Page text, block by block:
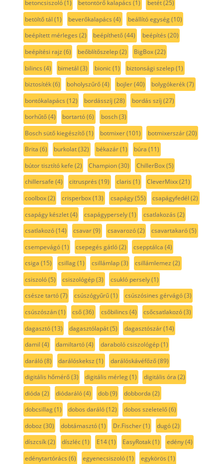
betoncsiszoló(1) betontörő kalapács (1) betét(25)
betöltő tál (1) beverőkalapács (4) beállító egység(10)
beépített mérleges (2) beépíthető(44) beépítés (20)
beépítési rajz (6) beőblítőszelep(2) BigBox(22)
bilincs (4) bimetál (3) bionic(1) biztonsági szelep(1)
biztosíték(6) boholyszűrő(4) bojler(40) bolygókerék(7)
bontókalapács (12) bordásszíj (28) bordás szíj (27)
borhűtő(4) bortartó(6) bosch(3)
Bosch sütő kiegészítő(1) botmixer(101) botmixerszár(20)
Brita (6) burkolat(32) békazár(1) búra (11)
bútor tisztító kefe (2) Champion(30) ChillerBox(5)
chillersafe (4) citrusprés (19) claris (1) CleverMixx(21)
coolbox(2) crisperbox(13) csapágy(55) csapágyfedél (2)
csapágy készlet(4) csapágypersely(1) csatlakozás (2)
csatlakozó(14) csavar(9) csavarozó(2) csavartakaró(5)
csempevágó(1) csepegés gátló(2) csepptálca (4)
csiga (15) csillag(1) csillámlap(3) csillámlemez (2)
csiszoló(5) csiszológép(3) csukló persely(1)
csésze tartó(7) csúszógyűrű(1) csúszósines gérvágó(3)
csúszószán(1) cső(36) csőbilincs (4) csőcsatlakozó(3)
dagasztó(13) dagasztólapát(5) dagasztószár(14)
damil (4) damiltartó(4) daraboló csiszológép(1)
daráló(8) darálóskeksz (1) darálóskávéfőző(89)
digitális hőmérő(3) digitális mérleg(1) digitális óra (2)
dióda (2) diódaráló(4) dob(9) dobborda (2)
dobcsillag(1) dobos daráló(12) dobos szeletelő(6)
doboz (30) dobtámasztó(1) Dr.Fischer(1) dugó(2)
díszcsík(2) díszléc(1) E14(1) EasyRotak(1) edény(4)
edénytartórács (6) egyenecsiszoló(1) egykörös (1)